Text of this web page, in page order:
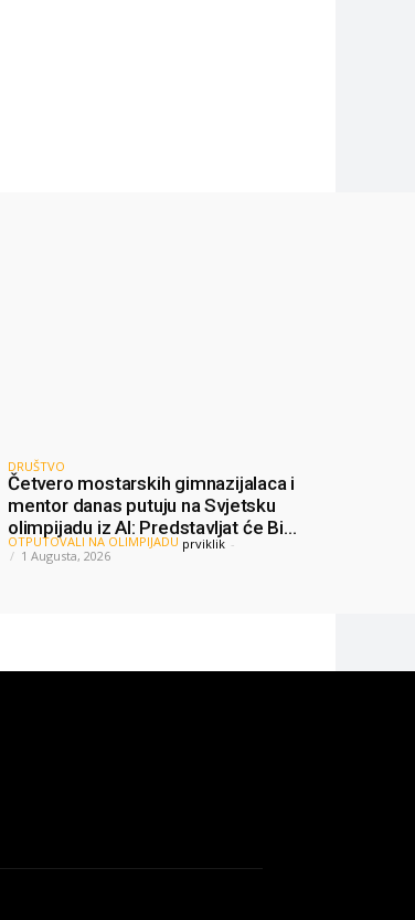
DRUŠTVO
Četvero mostarskih gimnazijalaca i
mentor danas putuju na Svjetsku
olimpijadu iz AI: Predstavljat će BiH
među najboljima na svijetu
OTPUTOVALI NA OLIMPIJADU prviklik -
1 Augusta, 2026